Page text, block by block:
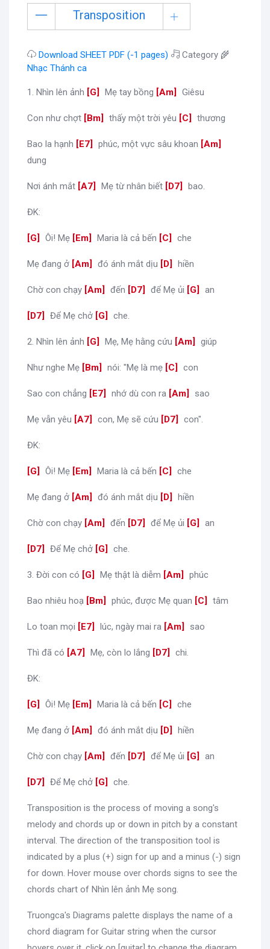
Transposition
Download SHEET PDF (-1 pages)
Category 🌾
Nhạc Thánh ca
1. Nhìn lên ảnh [G Mẹ tay bồng [Am Giêsu
Con như chợt [Bm thấy một trời yêu [C thương
Bao la hạnh [E7 phúc, một vực sâu khoan [Am
dung
Nơi ánh mắt [A7 Mẹ từ nhân biết [D7 bao.
ĐK:
[G Ôi! Mẹ [Em Maria là cả bến [C che
Mẹ đang ở [Am đó ánh mắt dịu [D hiền
Chờ con chạy [Am đến [D7 để Mẹ ủi [G an
[D7 Để Mẹ chở [G che.
2. Nhìn lên ảnh [G Mẹ, Mẹ hằng cứu [Am giúp
Như nghe Mẹ [Bm nói: "Mẹ là mẹ [C con
Sao con chẳng [E7 nhớ dù con ra [Am sao
Mẹ vẫn yêu [A7 con, Mẹ sẽ cứu [D7 con".
ĐK:
[G Ôi! Mẹ [Em Maria là cả bến [C che
Mẹ đang ở [Am đó ánh mắt dịu [D hiền
Chờ con chạy [Am đến [D7 để Mẹ ủi [G an
[D7 Để Mẹ chở [G che.
3. Đời con có [G Mẹ thật là diễm [Am phúc
Bao nhiêu hoạ [Bm phúc, được Mẹ quan [C tâm
Lo toan mọi [E7 lúc, ngày mai ra [Am sao
Thì đã có [A7 Mẹ, còn lo lắng [D7 chi.
ĐK:
[G Ôi! Mẹ [Em Maria là cả bến [C che
Mẹ đang ở [Am đó ánh mắt dịu [D hiền
Chờ con chạy [Am đến [D7 để Mẹ ủi [G an
[D7 Để Mẹ chở [G che.
Transposition is the process of moving a song's
melody and chords up or down in pitch by a constant
interval. The direction of the transposition tool is
indicated by a plus (+) sign for up and a minus (-) sign
for down. Hover mouse over chords signs to see the
chords chart of Nhìn lên ảnh Mẹ song.
Truongca's Diagrams palette displays the name of a
chord diagram for Guitar string when the cursor